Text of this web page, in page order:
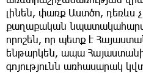
լինեն, փառք Աստծո, դեռևս
քաղաքական
որոշեն, որ պետք է
ենթարկեն, ապա
գոյությունն առհասարակ